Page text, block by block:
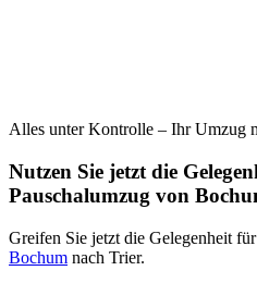
Alles unter Kontrolle – Ihr Umzug
Nutzen Sie jetzt die
Pauschalumzug von
Greifen Sie jetzt die Gelegenheit
Bochum nach Trier.